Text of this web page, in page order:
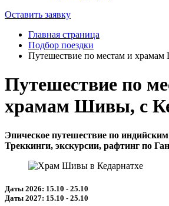
Оставить заявку
Главная страница
Подбор поездки
Путешествие по местам и
Путешествие по
храмам Шивы, с
Эпическое путешествие по
Треккинги, экскурсии, рафтинг по
Даты 2026: 15.10 - 25.10
Даты 2027: 15.10 - 25.10